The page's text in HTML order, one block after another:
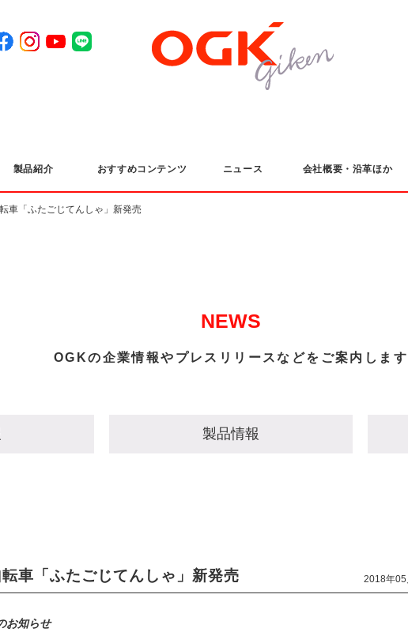
製品紹介 おすすめコンテンツ ニュース 会社概要・沿革ほか
車「ふたごじてんしゃ」新発売
NEWS
OGKの企業情報やプレスリリースなどを ご案内します
製品情報
2018年
車「ふたごじてんしゃ」新発売
お知らせ